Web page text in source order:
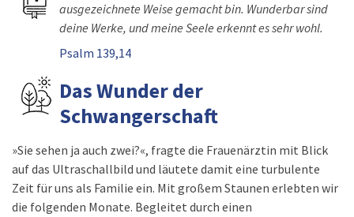
ausgezeichnete Weise gemacht bin. Wunderbar sind
deine Werke, und meine Seele erkennt es sehr wohl.
Psalm 139,14
Das Wunder der
Schwangerschaft
»Sie sehen ja auch zwei?«, fragte die Frauenärztin mit Blick
auf das Ultraschallbild und läutete damit eine turbulente
Zeit für uns als Familie ein. Mit großem Staunen erlebten wir
die folgenden Monate. Begleitet durch einen